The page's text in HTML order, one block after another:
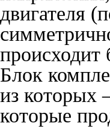
двигателя
происходит
Блок
из которых
которые